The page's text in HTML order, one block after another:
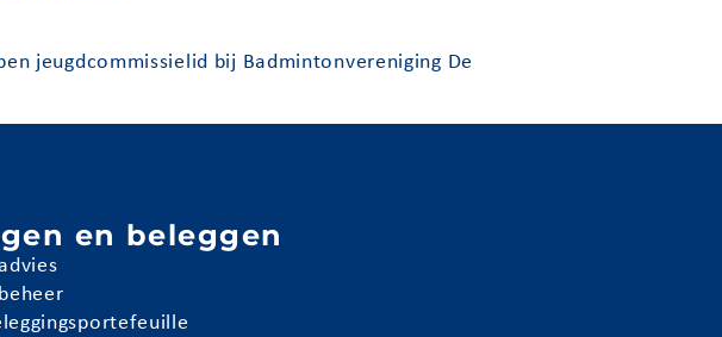
jeugdcommissielid bij Badmintonvereniging De
en beleggen